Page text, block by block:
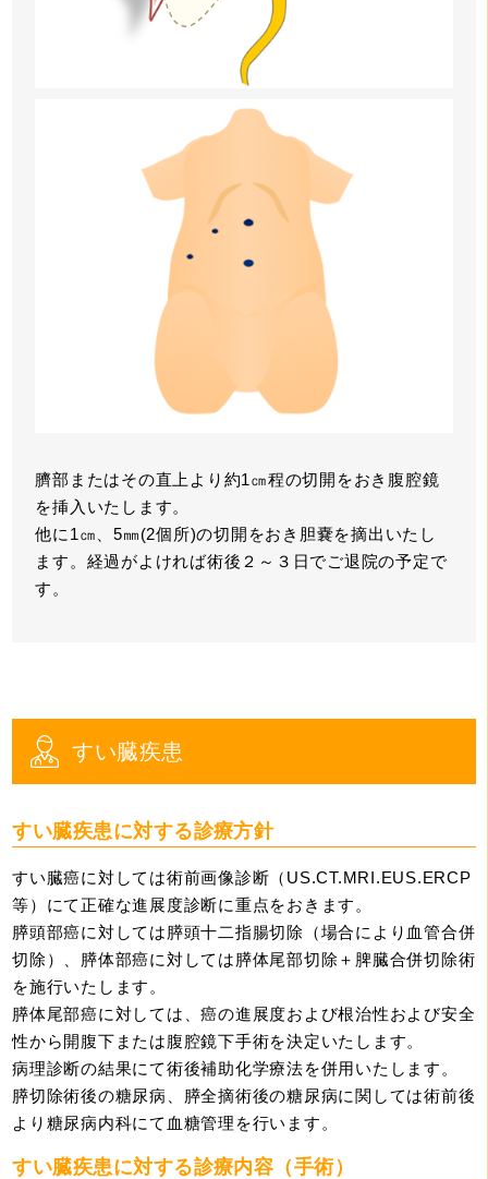
臍部またはその直上より約1㎝程の切開をおき腹腔鏡
を挿入いたします。
他に1㎝、5㎜(2個所)の切開をおき胆嚢を摘出いたし
ます。経過がよければ術後２～３日でご退院の予定で
す。
すい臓疾患
すい臓疾患に対する診療方針
すい臓癌に対しては術前画像診断（US.CT.MRI.EUS.ERCP
等）にて正確な進展度診断に重点をおきます。
膵頭部癌に対しては膵頭十二指腸切除（場合により血管合併
切除）、膵体部癌に対しては膵体尾部切除＋脾臓合併切除術
を施行いたします。
膵体尾部癌に対しては、癌の進展度および根治性および安全
性から開腹下または腹腔鏡下手術を決定いたします。
病理診断の結果にて術後補助化学療法を併用いたします。
膵切除術後の糖尿病、膵全摘術後の糖尿病に関しては術前後
より糖尿病内科にて血糖管理を行います。
すい臓疾患に対する診療内容（手術）